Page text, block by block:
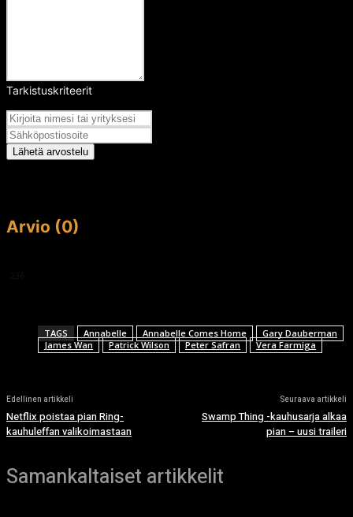
Tarkistuskriteerit
Lähetä arvostelu
Arvio (0)
TAGS Annabelle Annabelle Comes Home
Gary Dauberman
James Wan
Patrick Wilson Peter Safran Vera Farmiga
Edellinen artikkeli
Netflix poistaa pian Ring-
kauhuleffan valikoimastaan
Seuraava artikkeli
Swamp Thing -kauhusarja alkaa
pian – uusi traileri
Samankaltaiset artikkelit